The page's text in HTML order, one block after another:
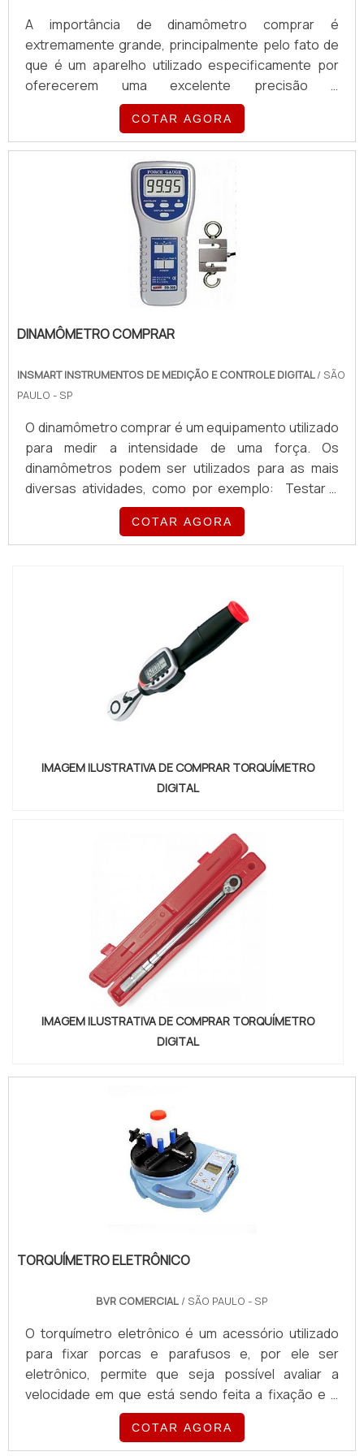
A importância de dinamômetro comprar é
extremamente grande, principalmente pelo fato de
que é um aparelho utilizado especificamente por
oferecerem uma excelente precisão e
acessibilidade em sua função, sendo de grande
importância para medir a resistência à tração e à
compressão de uma série de componentes.O USO
DO DISPOSITIVO GARANTE ALTA PRATICIDADEDessa
forma, o dinamômetro é a alternativa perfeita para
quem deseja diminuir a fadiga d...
COTAR AGORA
DINAMÔMETRO COMPRAR
INSMART INSTRUMENTOS DE MEDIÇÃO E CONTROLE DIGITAL/ SÃO
PAULO - SP
O dinamômetro comprar é um equipamento utilizado
para medir a intensidade de uma força. Os
dinamômetros podem ser utilizados para as mais
diversas atividades, como por exemplo: Testar a
resistência mecânica de materiais; Determinar o
peso de um corpo; Eficiência de um motor; Entre
outras atividades.As principais funções deste
COTAR AGORA
IMAGEM ILUSTRATIVA DE COMPRAR TORQUÍMETRO
DIGITAL
IMAGEM ILUSTRATIVA DE COMPRAR TORQUÍMETRO
DIGITAL
TORQUÍMETRO ELETRÔNICO
BVR COMERCIAL / SÃO PAULO - SP
O torquímetro eletrônico é um acessório utilizado
para fixar porcas e parafusos e, por ele ser
eletrônico, permite que seja possível avaliar a
velocidade em que está sendo feita a fixação e o
estabelecimento do limite para parar. A utilização
dos torquímetros eletrônicos é feita em diferentes
COTAR AGORA